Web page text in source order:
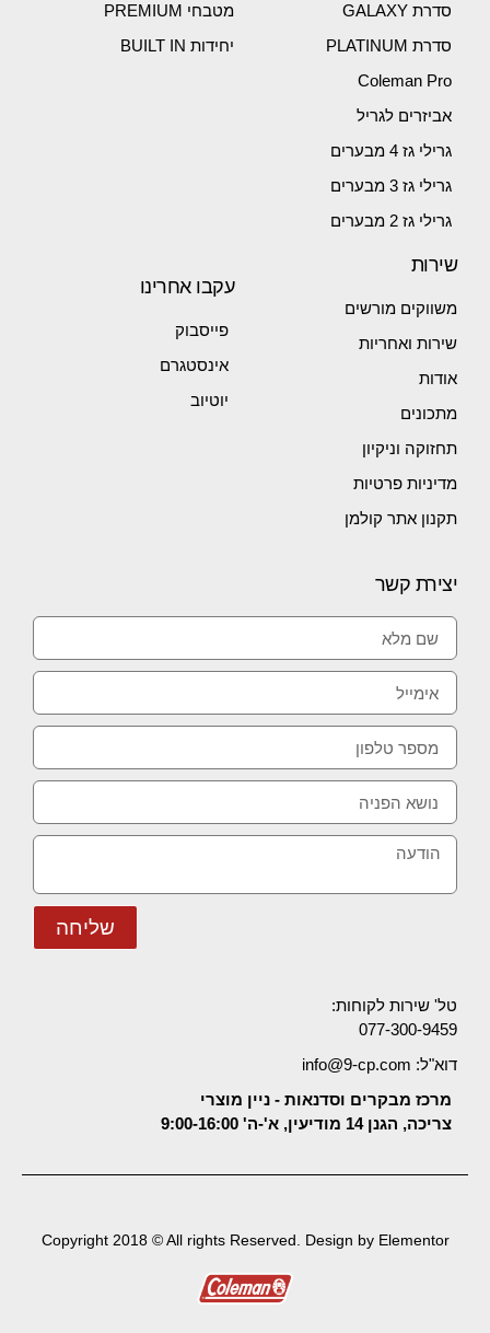
סדרת GALAXY
סדרת PLATINUM
Coleman Pro
אביזרים לגריל
גרילי גז 4 מבערים
גרילי גז 3 מבערים
גרילי גז 2 מבערים
מטבחי PREMIUM
יחידות BUILT IN
שירות
משווקים מורשים
שירות ואחריות
אודות
מתכונים
תחזוקה וניקיון
מדיניות פרטיות
תקנון אתר קולמן
עקבו אחרינו
פייסבוק
אינסטגרם
יוטיוב
יצירת קשר
שליחה
טל' שירות לקוחות:
077-300-9459
דוא"ל: info@9-cp.com
מרכז מבקרים וסדנאות - ניין מוצרי
צריכה, הגנן 14 מודיעין, א'-ה' 9:00-16:00
Copyright 2018 © All rights Reserved. Design by Elementor